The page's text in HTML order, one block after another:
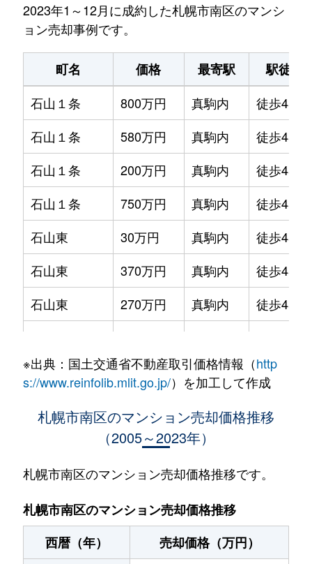
2023年1～12月に成約した札幌市南区のマンシ
ョン売却事例です。
町名 価格 最寄駅
駅徒歩
石山１条
800万円 真駒内
徒歩45分
石山１条
580万円 真駒内
徒歩45分
石山１条
200万円 真駒内
徒歩45分
石山１条
750万円 真駒内
徒歩45分
石山東
30万円 真駒内
徒歩45分
石山東
370万円 真駒内
徒歩45分
石山東
270万円 真駒内
徒歩45分
石山東
50万円 真駒内
徒歩45分
1,700万円 真駒内
川沿６条
1,800万円 真駒内
徒歩45分
川沿９条
230万円 真駒内
川沿９条
660万円 真駒内
※出典：国土交通省不動産取引価格情報（http
s://www.reinfolib.mlit.go.jp/）を加工して作成
札幌市南区のマンション売却価格推移
（2005～2023年）
札幌市南区のマンション売却価格推移です。
札幌市南区のマンション売却価格推移
西暦（年）
売却価格（万円）